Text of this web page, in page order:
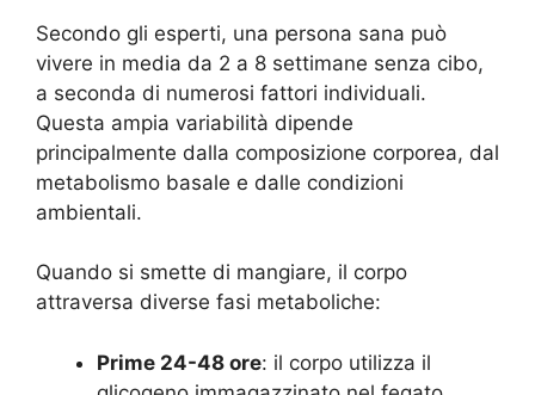
Secondo gli esperti, una persona sana può
vivere in media da 2 a 8 settimane senza cibo,
a seconda di numerosi fattori individuali.
Questa ampia variabilità dipende
principalmente dalla composizione corporea, dal
metabolismo basale e dalle condizioni
ambientali.
Quando si smette di mangiare, il corpo
attraversa diverse fasi metaboliche:
Prime 24-48 ore: il corpo utilizza il